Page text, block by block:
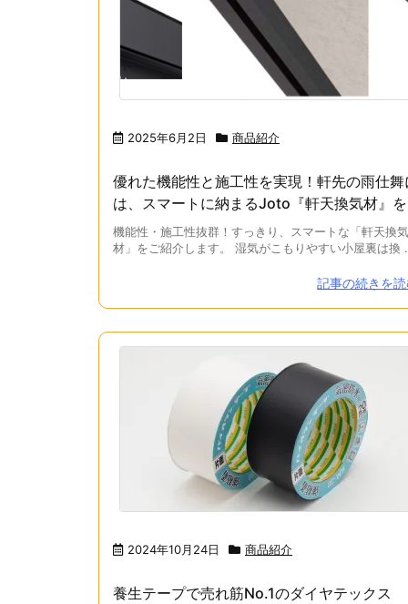
2025年6月2日 商品紹介
優れた機能性と施工性を実現！軒先の雨仕舞
は、スマートに納まるJoto『軒天換気材』を
機能性・施工性抜群！すっきり、スマートな「軒天換気
材」をご紹介します。 湿気がこもりやすい小屋裏は換
記事の続きを
2024年10月24日 商品紹介
養生テープで売れ筋No.1のダイヤテックス